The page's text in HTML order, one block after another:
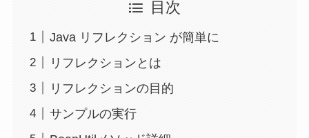
目次
Java リフレクション が簡単に
リフレクションとは
リフレクションの目的
サンプルの実行